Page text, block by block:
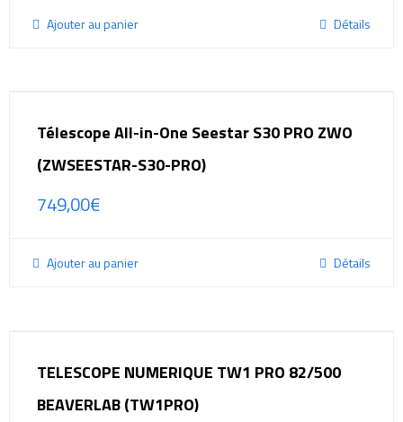
Ajouter au panier Détails
Télescope All-in-One Seestar S30 PRO ZWO
(ZWSEESTAR-S30-PRO)
749,00€
Ajouter au panier Détails
TELESCOPE NUMERIQUE TW1 PRO 82/500
BEAVERLAB (TW1PRO)